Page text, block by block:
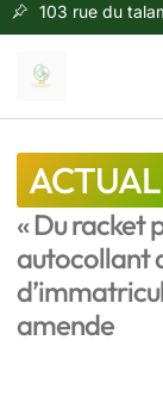
103 rue du
« Du racket
autocollant
amende